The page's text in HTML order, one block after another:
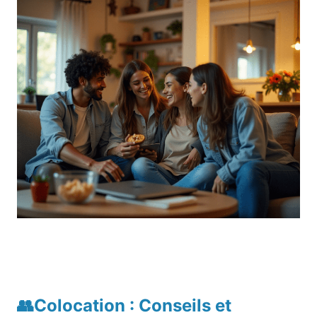
👥Colocation : Conseils et